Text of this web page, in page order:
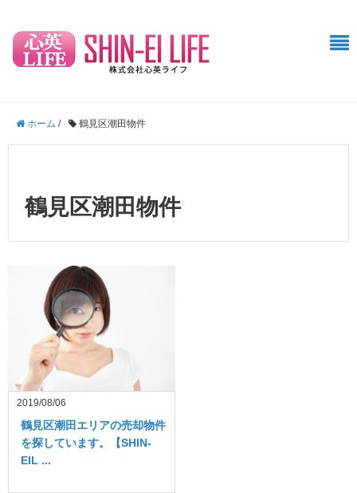
ホーム / 鶴見区潮田物件
鶴見区潮田物件
2019/08/06
鶴見区潮田エリアの売却物件
を探しています。【SHIN-
EIL ...